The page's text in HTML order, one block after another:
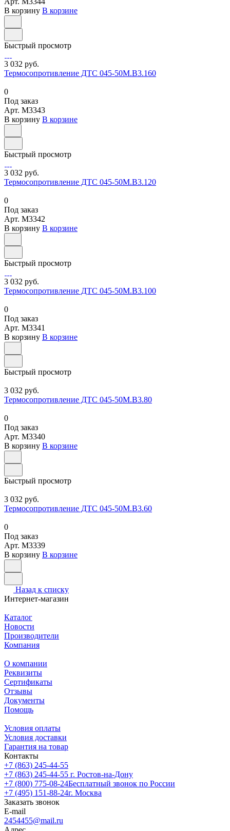
В корзину В корзине
Быстрый просмотр
3 032 руб.
Термосопротивление ДТС 045-50М.В3.160
0
Под заказ
Арт. M3343
В корзину В корзине
Быстрый просмотр
3 032 руб.
Термосопротивление ДТС 045-50М.В3.120
0
Под заказ
Арт. M3342
В корзину В корзине
Быстрый просмотр
3 032 руб.
Термосопротивление ДТС 045-50М.В3.100
0
Под заказ
Арт. M3341
В корзину В корзине
Быстрый просмотр
3 032 руб.
Термосопротивление ДТС 045-50М.В3.80
0
Под заказ
Арт. M3340
В корзину В корзине
Быстрый просмотр
3 032 руб.
Термосопротивление ДТС 045-50М.В3.60
0
Под заказ
Арт. M3339
В корзину В корзине
Назад к списку
Интернет-магазин
Каталог
Новости
Производители
Компания
О компании
Реквизиты
Сертификаты
Отзывы
Документы
Помощь
Условия оплаты
Условия доставки
Гарантия на товар
Контакты
+7 (863) 245-44-55
+7 (863) 245-44-55 г. Ростов-на-Дону
+7 (800) 775-08-24Бесплатный звонок по России
+7 (495) 151-88-24г. Москва
Заказать звонок
E-mail
2454455@mail.ru